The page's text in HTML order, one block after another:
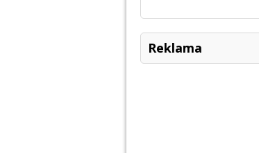
Reklama